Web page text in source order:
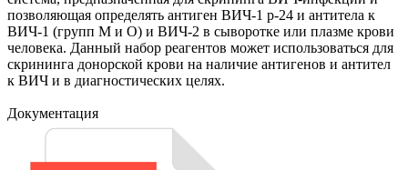
позволяющая определять антиген ВИЧ-1 р-24 и антитела к
ВИЧ-1 (групп М и О) и ВИЧ-2 в сыворотке или плазме крови
человека. Данный набор реагентов может использоваться для
скрининга донорской крови на наличие антигенов и антител
к ВИЧ и в диагностических целях.
Документация